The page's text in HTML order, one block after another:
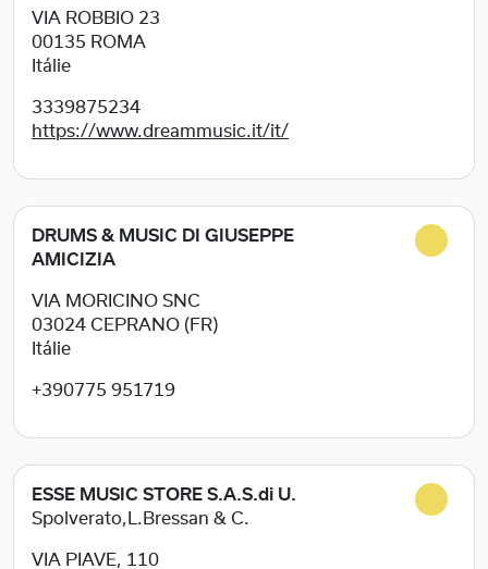
VIA ROBBIO 23
00135 ROMA
Itálie
3339875234
https://www.dreammusic.it/it/
DRUMS & MUSIC DI GIUSEPPE
AMICIZIA
VIA MORICINO SNC
03024 CEPRANO (FR)
Itálie
+390775 951719
ESSE MUSIC STORE S.A.S.di U.
Spolverato,L.Bressan & C.
VIA PIAVE, 110